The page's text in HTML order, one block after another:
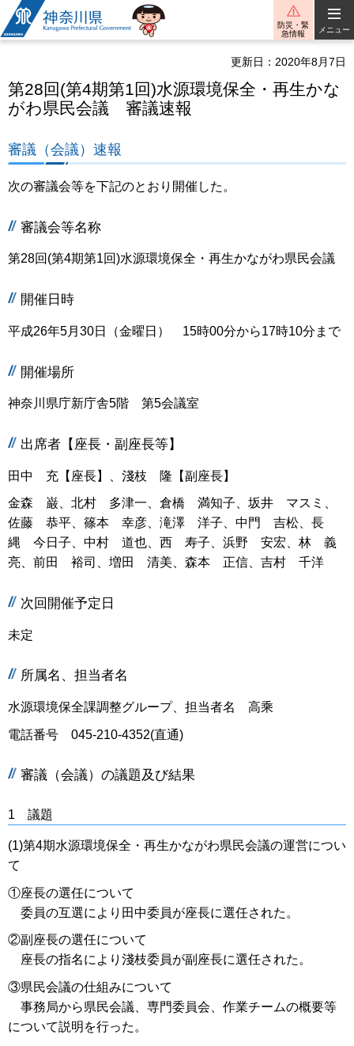
神奈川県
防災・緊
急情報
メニュー
更新日：2020年8月7日
第28回(第4期第1回)水源環境保全・再生かな
がわ県民会議 審議速報
審議（会議）速報
次の審議会等を下記のとおり開催した。
審議会等名称
第28回(第4期第1回)水源環境保全・再生かながわ県民会議
開催日時
平成26年5月30日（金曜日） 15時00分から17時10分まで
開催場所
神奈川県庁新庁舎5階 第5会議室
出席者【座長・副座長等】
田中 充【座長】、淺枝 隆【副座長】
金森 巌、北村 多津一、倉橋 満知子、坂井 マスミ、
佐藤 恭平、篠本 幸彦、滝澤 洋子、中門 吉松、長
縄 今日子、中村 道也、西 寿子、浜野 安宏、林 義
亮、前田 裕司、増田 清美、森本 正信、吉村 千洋
次回開催予定日
未定
所属名、担当者名
水源環境保全課調整グループ、担当者名 高乘
電話番号 045-210-4352(直通)
審議（会議）の議題及び結果
1 議題
(1)第4期水源環境保全・再生かながわ県民会議の運営につい
て
①座長の選任について
委員の互選により田中委員が座長に選任された。
②副座長の選任について
座長の指名により淺枝委員が副座長に選任された。
③県民会議の仕組みについて
事務局から県民会議、専門委員会、作業チームの概要等
について説明を行った。